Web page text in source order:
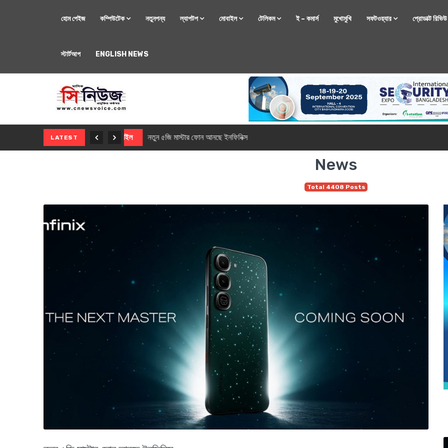
হোম পেইজ কম্পিউটেক নতুনপন্য ল্যাপটপ মোবাইল টেলিকম ই – কমার্স মুখোমুখি সফটওয়্যার প্রোডাক্ট রিভিউ
স্টার্টআপ ENGLISH NEWS
LATEST মোবাইল নতুন সি-সিরিজ স্মার্টফোন নিয়ে আসছে রিয়েলমি
News
Total 4408 Posts